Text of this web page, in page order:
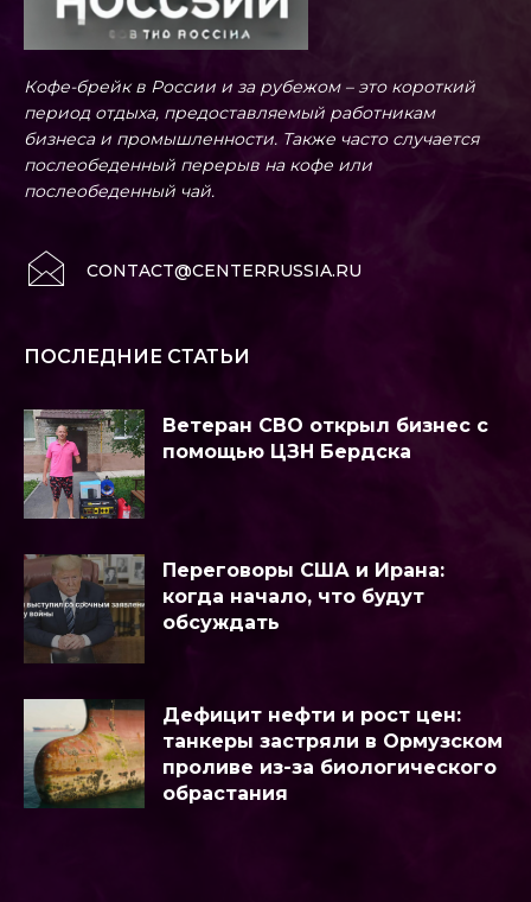
Кофе-брейк в России и за рубежом – это короткий
период отдыха, предоставляемый работникам
бизнеса и промышленности. Также часто случается
послеобеденный перерыв на кофе или
послеобеденный чай.
CONTACT@CENTERRUSSIA.RU
ПОСЛЕДНИЕ СТАТЬИ
Ветеран СВО открыл бизнес с
помощью ЦЗН Бердска
Переговоры США и Ирана:
когда начало, что будут
обсуждать
Дефицит нефти и рост цен:
танкеры застряли в Ормузском
проливе из-за биологического
обрастания